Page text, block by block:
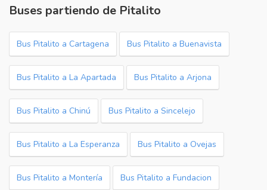
Buses partiendo de Pitalito
Bus Pitalito a Cartagena Bus Pitalito a Buenavista
Bus Pitalito a La Apartada Bus Pitalito a Arjona
Bus Pitalito a Chinú Bus Pitalito a Sincelejo
Bus Pitalito a La Esperanza Bus Pitalito a Ovejas
Bus Pitalito a Montería Bus Pitalito a Fundacion